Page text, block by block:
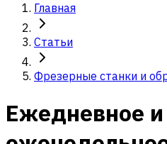
Главная
Статьи
Фрезерные станки и
Ежедневное и